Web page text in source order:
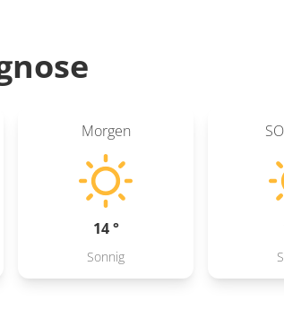
Morgen
14 °
Sonnig
SO